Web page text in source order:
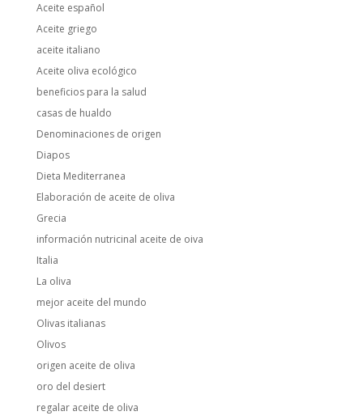
Aceite español
Aceite griego
aceite italiano
Aceite oliva ecológico
beneficios para la salud
casas de hualdo
Denominaciones de origen
Diapos
Dieta Mediterranea
Elaboración de aceite de oliva
Grecia
información nutricinal aceite de oiva
Italia
La oliva
mejor aceite del mundo
Olivas italianas
Olivos
origen aceite de oliva
oro del desiert
regalar aceite de oliva